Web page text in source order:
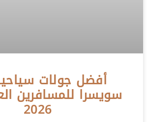
أفضل جولات
سويسرا للمسافرين
2026